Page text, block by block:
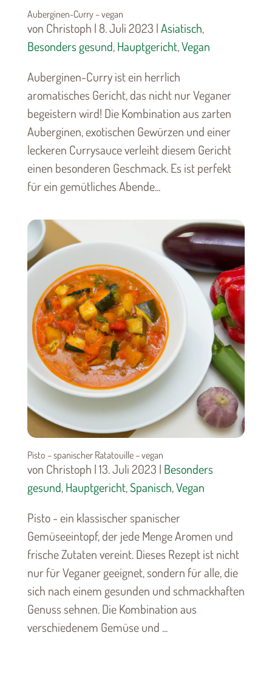
Auberginen-Curry – vegan
von Christoph | 8. Juli 2023 |Asiatisch,
Besonders gesund,Hauptgericht,Vegan
Auberginen-Curry ist ein herrlich
aromatisches Gericht, das nicht nur Veganer
begeistern wird! Die Kombination aus zarten
Auberginen, exotischen Gewürzen und einer
leckeren Currysauce verleiht diesem Gericht
einen besonderen Geschmack. Es ist perfekt
für ein gemütliches Abende...
Pisto – spanischer Ratatouille – vegan
von Christoph | 13. Juli 2023 | Besonders
gesund,Hauptgericht,Spanisch,Vegan
Pisto - ein klassischer spanischer
Gemüseeintopf, der jede Menge Aromen und
frische Zutaten vereint. Dieses Rezept ist nicht
nur für Veganer geeignet, sondern für alle, die
sich nach einem gesunden und schmackhaften
Genuss sehnen. Die Kombination aus
verschiedenem Gemüse und ...